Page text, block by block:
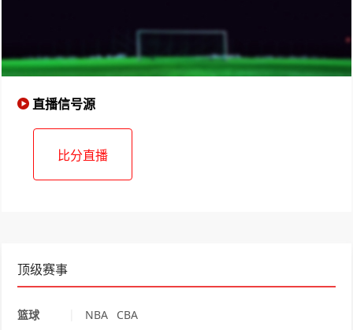
直播信号源
比分直播
顶级赛事
篮球 NBA
CBA